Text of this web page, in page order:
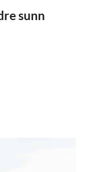
sunn